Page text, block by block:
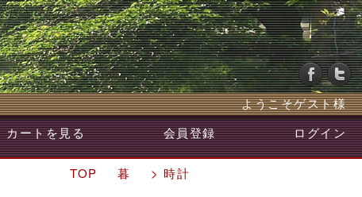
ようこそゲスト様
カートを見る 会員登録 ログイン
TOP 暮 > 時計